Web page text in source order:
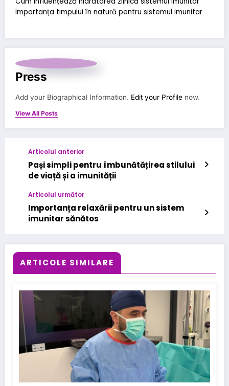
Importanța timpului în natură pentru sistemul imunitar
Press
Add your Biographical Information. Edit your Profile now.
View All Posts
Articolul anterior
Pași simpli pentru îmbunătățirea stilului
de viață și a imunității
Articolul următor
Importanța relaxării pentru un sistem
imunitar sănătos
ARTICOLE SIMILARE